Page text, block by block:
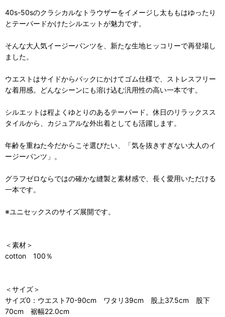
40s-50sのクラシカルなトラウザーをイメージし太ももはゆったり
とテーパードかけたシルエットが魅力です。
そんな大人気イージーパンツを、新たな生地ヒッコリーで再登場し
ました。
ウエストはサイドからバックにかけてゴム仕様で、ストレスフリー
な着用感。どんなシーンにも溶け込む汎用性の高い一本です。
シルエットは程よくゆとりのあるテーパード。休日のリラックスス
タイルから、カジュアルな外出着としても活躍します。
年齢を重ねた今だからこそ選びたい、「気を抜きすぎない大人のイ
ージーパンツ」。
グラフゼロならではの確かな縫製と素材感で、長く愛用いただける
一本です。
※ユニセックスのサイズ展開です。
＜素材＞
cotton 100％
＜サイズ＞
サイズ0：ウエスト70-90cm ワタリ39cm 股上37.5cm 股下
70cm 裾幅22.0cm